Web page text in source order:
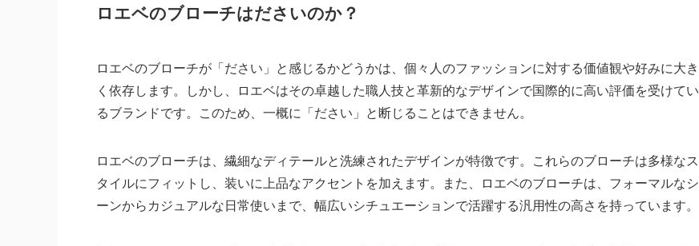
ロエベのブローチはださいのか？
ロエベのブローチが「ださい」と感じるかどうかは、個々人のファッションに対する価値観や好みに大き
く依存します。しかし、
ロエベはその卓越した職人技と革新的なデザインで国際的に高い評価を受けてい
るブランドです。このため、一概に「ださい」と断じることはできません。
ロエベのブローチは、繊細なディテールと洗練されたデザインが特徴です。これらのブローチは多様なス
タイルにフィットし、装いに上品なアクセントを加えます。また、
ロエベのブローチは、フォーマルなシ
ーンからカジュアルな日常使いまで、幅広いシチュエーションで活躍する汎用性の高さを持っています。